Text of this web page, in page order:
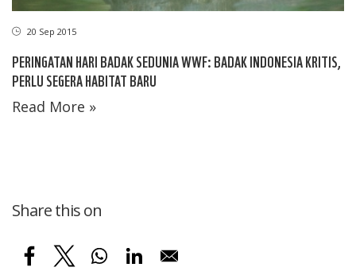
20 Sep 2015
PERINGATAN HARI BADAK SEDUNIA WWF: BADAK INDONESIA KRITIS,
PERLU SEGERA HABITAT BARU
Read More »
Share this on